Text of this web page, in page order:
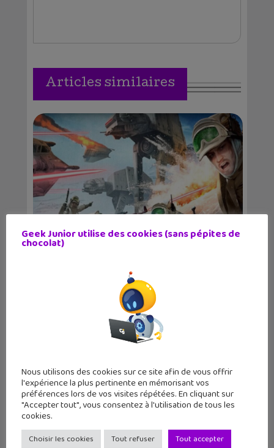
Articles similaires
Le jeu de société Star Wars : Battle of
Hoth dispo...
4 jeux de société pour Noël : Château
Combo, Inori...
Geek Junior utilise des cookies (sans pépites de
chocolat)
Nous utilisons des cookies sur ce site afin de vous offrir
l'expérience la plus pertinente en mémorisant vos
préférences lors de vos visites répétées. En cliquant sur
"Accepter tout", vous consentez à l'utilisation de tous les
cookies.
Choisir les cookies Tout refuser Tout accepter